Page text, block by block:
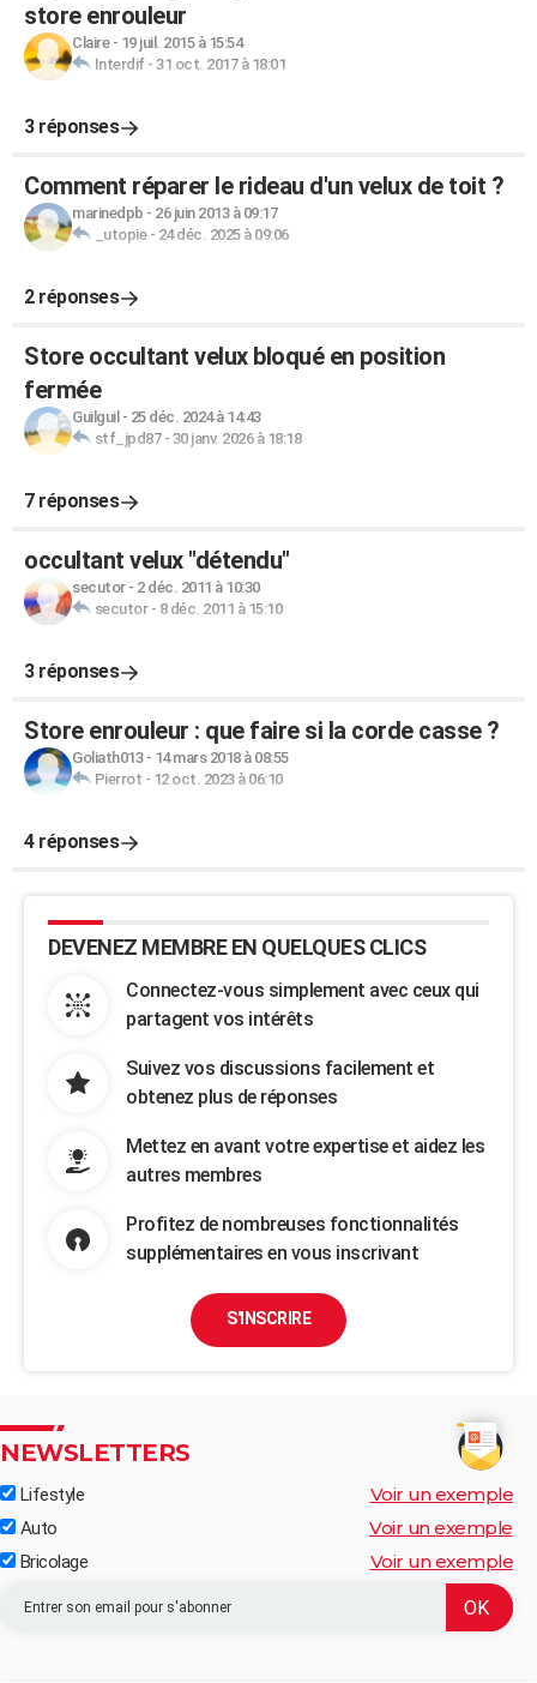
store enrouleur
Claire- 19 juil. 2015 à 15:54
Interdif- 31 oct. 2017 à 18:01
3 réponses
Comment réparer le rideau d'un velux de toit ?
marinedpb - 26 juin 2013 à 09:17
_utopie- 24 déc. 2025 à 09:06
2 réponses
Store occultant velux bloqué en position
fermée
Guilguil - 25 déc. 2024 à 14:43
stf_jpd87- 30 janv. 2026 à 18:18
7 réponses
occultant velux "détendu"
secutor- 2 déc. 2011 à 10:30
secutor- 8 déc. 2011 à 15:10
3 réponses
Store enrouleur : que faire si la corde casse ?
Goliath013- 14 mars 2018 à 08:55
Pierrot - 12 oct. 2023 à 06:10
4 réponses
DEVENEZ MEMBRE EN QUELQUES CLICS
Connectez-vous simplement avec ceux qui
partagent vos intérêts
Suivez vos discussions facilement et
obtenez plus de réponses
Mettez en avant votre expertise et aidez les
autres membres
Profitez de nombreuses fonctionnalités
supplémentaires en vous inscrivant
S'INSCRIRE
NEWSLETTERS
Lifestyle Voir un exemple
Auto Voir un exemple
Bricolage Voir un exemple